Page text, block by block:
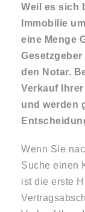
Weil es sich
Immobilie
eine Menge
den Notar.
Verkauf
und werden
Wenn Sie
Suche einen
ist die erste